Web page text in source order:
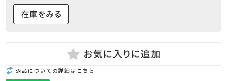
返品についての詳細はこちら